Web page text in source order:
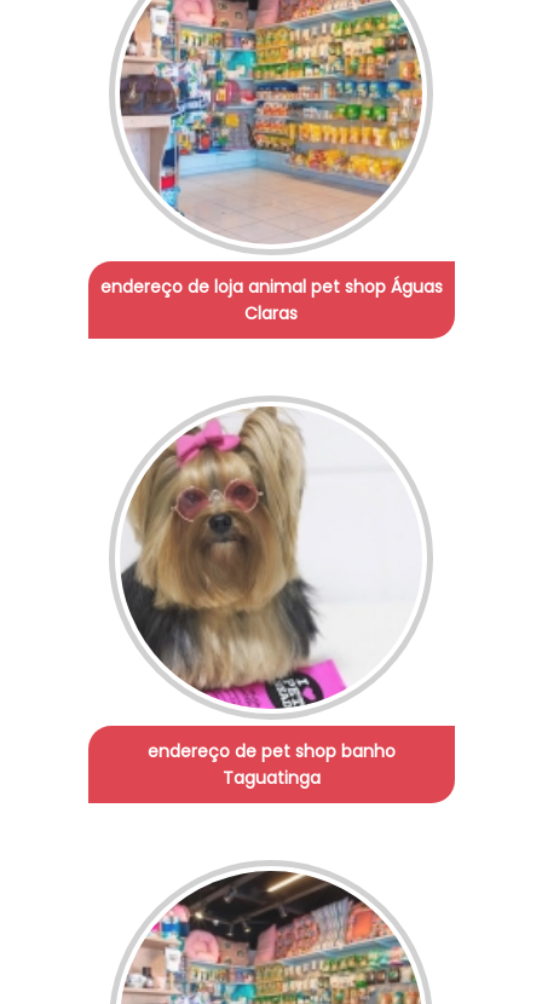
endereço de loja animal pet shop Águas
Claras
endereço de pet shop banho
Taguatinga